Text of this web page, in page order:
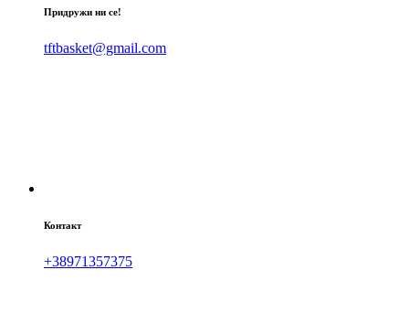
Придружи ни се!
tftbasket@gmail.com
Контакт
+38971357375